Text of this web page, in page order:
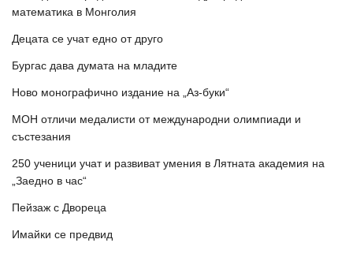
математика в Монголия
Децата се учат едно от друго
Бургас дава думата на младите
Ново монографично издание на „Аз-буки“
МОН отличи медалисти от международни олимпиади и
състезания
250 ученици учат и развиват умения в Лятната академия на
„Заедно в час“
Пейзаж с Двореца
Имайки се предвид